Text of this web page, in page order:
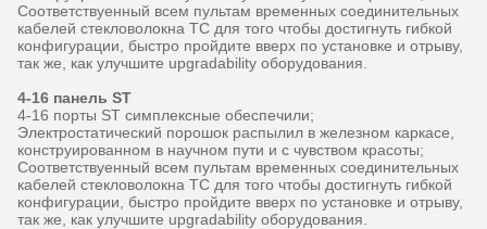
Соответствуенный всем пультам временных соединительных
кабелей стекловолокна TC для того чтобы достигнуть гибкой
конфигурации, быстро пройдите вверх по установке и отрыву,
так же, как улучшите upgradability оборудования.
4-16 панель ST
4-16 порты ST симплексные обеспечили;
Электростатический порошок распылил в железном каркасе,
конструированном в научном пути и с чувством красоты;
Соответствуенный всем пультам временных соединительных
кабелей стекловолокна TC для того чтобы достигнуть гибкой
конфигурации, быстро пройдите вверх по установке и отрыву,
так же, как улучшите upgradability оборудования.